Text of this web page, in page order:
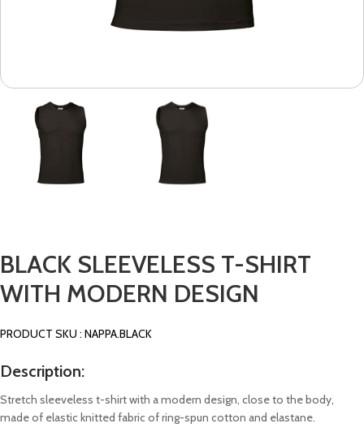
BLACK SLEEVELESS T-SHIRT
WITH MODERN DESIGN
PRODUCT SKU : NAPPA.BLACK
Description:
Stretch sleeveless t-shirt with a modern design, close to the body,
made of elastic knitted fabric of ring-spun cotton and elastane.